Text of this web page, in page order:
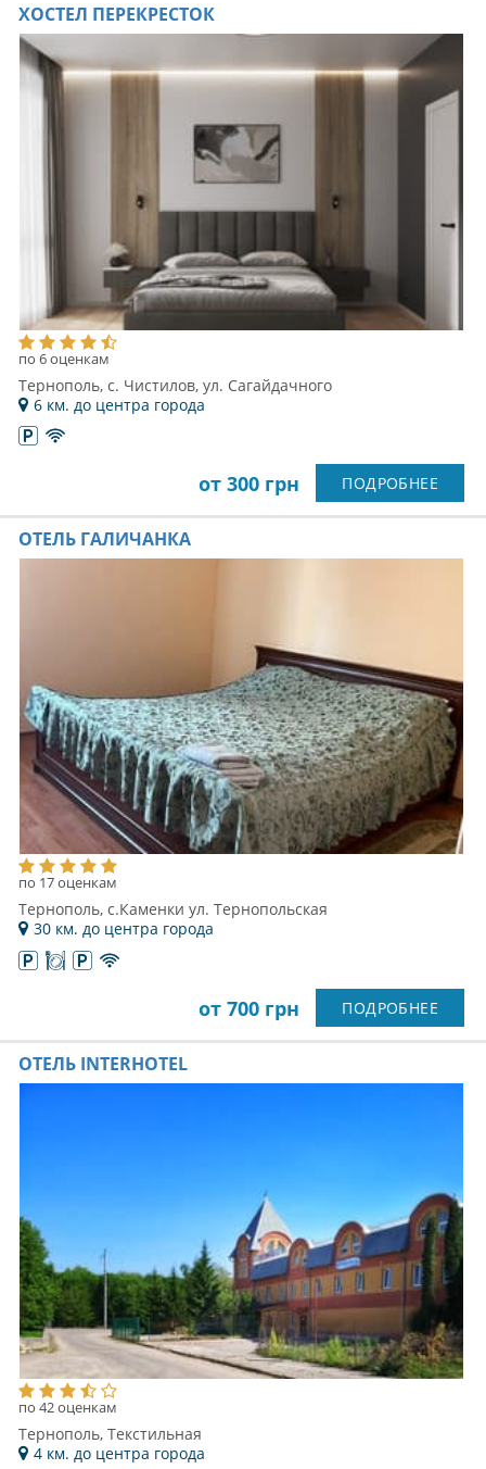
ХОСТЕЛ ПЕРЕКРЕСТОК
по 6 оценкам
Тернополь, с. Чистилов, ул. Сагайдачного
6 км. до центра города
от 300 грн ПОДРОБНЕЕ
ОТЕЛЬ ГАЛИЧАНКА
по 17 оценкам
Тернополь, с.Каменки ул. Тернопольская
30 км. до центра города
от 700 грн ПОДРОБНЕЕ
ОТЕЛЬ INTERHOTEL
по 42 оценкам
Тернополь, Текстильная
4 км. до центра города